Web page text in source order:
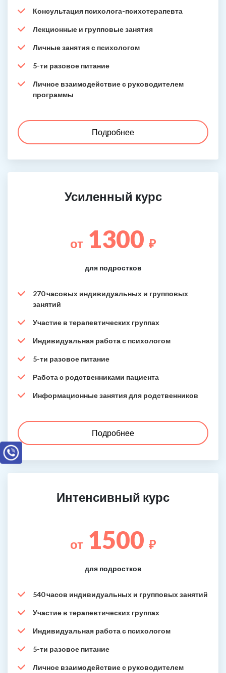
Консультация психолога-психотерапевта
Лекционные и групповые занятия
Личные занятия с психологом
5-ти разовое питание
Личное взаимодействие с руководителем
программы
Подробнее
Усиленный курс
от 1300 ₽
для подростков
270 часовых индивидуальных и групповых
занятий
Участие в терапевтических группах
Индивидуальная работа с психологом
5-ти разовое питание
Работа с родственниками пациента
Информационные занятия для родственников
Подробнее
Интенсивный курс
от 1500 ₽
для подростков
540 часов индивидуальных и групповых занятий
Участие в терапевтических группах
Индивидуальная работа с психологом
5-ти разовое питание
Личное взаимодействие с руководителем